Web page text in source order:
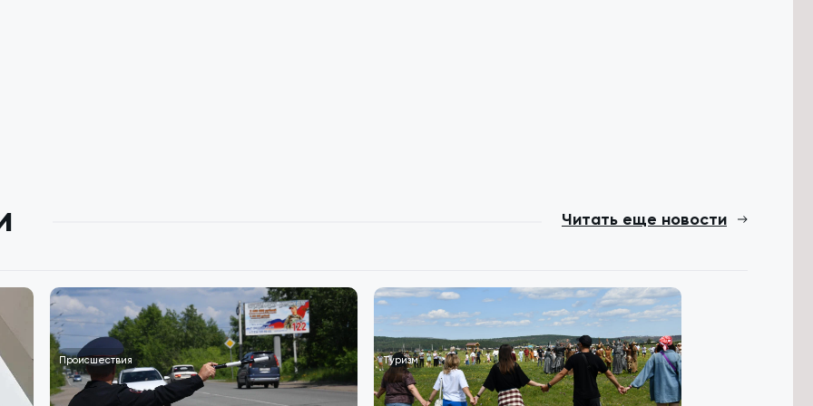
Читать еще новости
Происшествия Туризм